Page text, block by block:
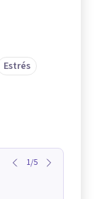
Estrés
1/5